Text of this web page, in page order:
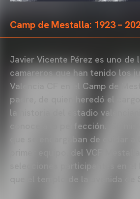
Camp de Mestalla: 1923 –
Javier Vicente Pérez es uno de
camareros que han tenido los
Valencia CF en el Camp de
padre, de quien heredó el
la historia del estadio
conoce a la perfección. Su
que se encargaban de cuidar a
primer equipo, del VCF
selecciones participantes en el
que el templo de la avenida de